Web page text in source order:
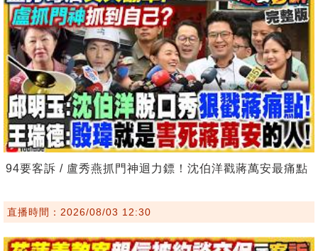
94要客訴 / 盧秀燕抓門神迴力鏢！沈伯洋戳蔣萬安最痛點
直播時間：2026/08/03 12:30